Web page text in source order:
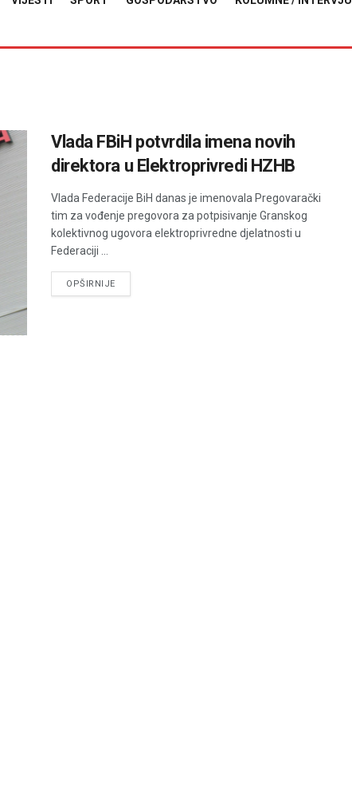
Vlada FBiH potvrdila imena novih
direktora u Elektroprivredi HZHB
Vlada Federacije BiH danas je imenovala Pregovarački
tim za vođenje pregovora za potpisivanje Granskog
kolektivnog ugovora elektroprivredne djelatnosti u
Federaciji ...
OPŠIRNIJEDETAILS